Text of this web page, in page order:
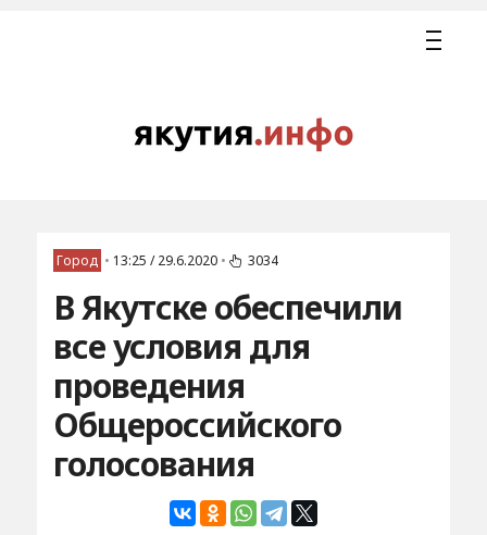
Город • 13:25 / 29.6.2020 • 3034
В Якутске обеспечили
все условия для
проведения
Общероссийского
голосования